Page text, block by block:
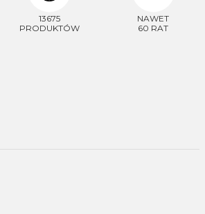
13675
PRODUKTÓW
NAWET
60 RAT